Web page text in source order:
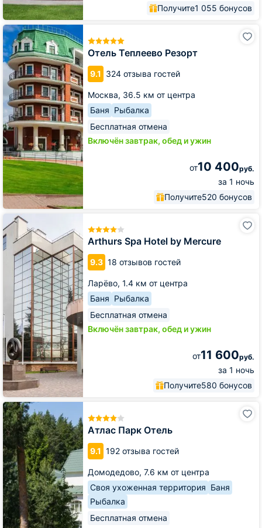
Получите1 055 бонусов
Отель Теплеево Резорт
9.1 324 отзыва гостей
Москва, 36.5 км от центра
Баня Рыбалка
Бесплатная отмена
Включён завтрак, обед и ужин
от10 400руб.
за 1 ночь
Получите520 бонусов
Отель
Теплеево
Резорт
Arthurs Spa Hotel by Mercure
9.3 18 отзывов гостей
Ларёво, 1.4 км от центра
Баня Рыбалка
Бесплатная отмена
Включён завтрак, обед и ужин
от11 600руб.
за 1 ночь
Получите580 бонусов
Arthurs
Spa
Hotel
by
Mercure
Атлас Парк Отель
9.1 192 отзыва гостей
Домодедово, 7.6 км от центра
Своя ухоженная территория Баня
Рыбалка
Бесплатная отмена
Атлас
Парк
Отель